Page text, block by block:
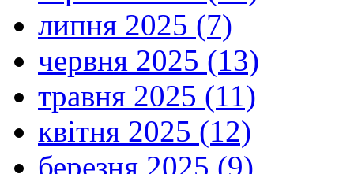
липня 2025 (7)
червня 2025 (13)
травня 2025 (11)
квітня 2025 (12)
березня 2025 (9)